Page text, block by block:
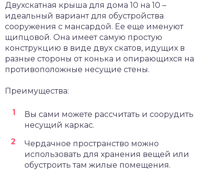
Двухскатная крыша для дома 10 на 10 –
идеальный вариант для обустройства
сооружения с мансардой. Ее еще именуют
щипцовой. Она имеет самую простую
конструкцию в виде двух скатов, идущих в
разные стороны от конька и опирающихся на
противоположные несущие стены.
Преимущества:
Вы сами можете рассчитать и соорудить
несущий каркас.
Чердачное пространство можно
использовать для хранения вещей или
обустроить там жилые помещения.